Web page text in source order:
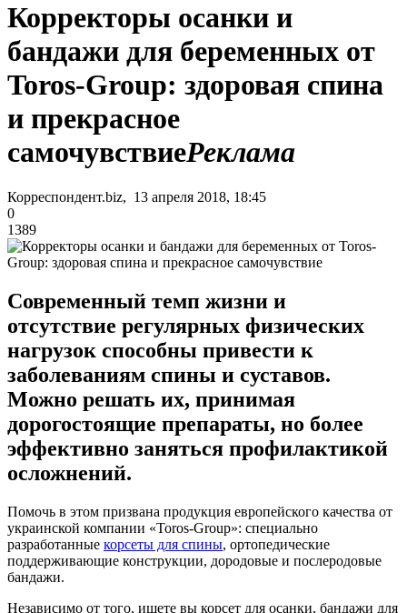
Корректоры осанки и
бандажи для беременных от
Toros-Group: здоровая спина
и прекрасное
самочувствиеРеклама
Корреспондент.biz, 13 апреля 2018, 18:45
0
1389
Современный темп жизни и
отсутствие регулярных физических
нагрузок способны привести к
заболеваниям спины и суставов.
Можно решать их, принимая
дорогостоящие препараты, но более
эффективно заняться профилактикой
осложнений.
Помочь в этом призвана продукция европейского качества от
украинской компании «Toros-Group»: специально
разработанные корсеты для спины, ортопедические
поддерживающие конструкции, дородовые и послеродовые
бандажи.
Независимо от того, ищете вы корсет для осанки, бандажи для